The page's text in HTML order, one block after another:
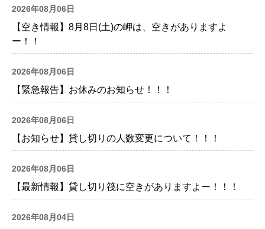
2026年08月06日
【空き情報】8月8日(土)の岬は、空きがありますよ
ー！！
2026年08月06日
【緊急報告】お休みのお知らせ！！！
2026年08月06日
【お知らせ】貸し切りの人数変更について！！！
2026年08月06日
【最新情報】貸し切り筏に空きがありますよー！！！
2026年08月04日